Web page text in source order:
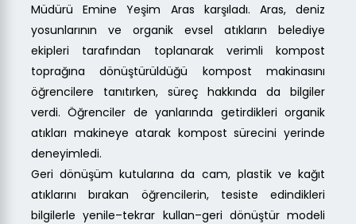
Müdürü Emine Yeşim Aras karşıladı. Aras, deniz
yosunlarının ve organik evsel atıkların belediye
ekipleri tarafından toplanarak verimli kompost
toprağına dönüştürüldüğü kompost makinasını
öğrencilere tanıtırken, süreç hakkında da bilgiler
verdi. Öğrenciler de yanlarında getirdikleri organik
atıkları makineye atarak kompost sürecini yerinde
deneyimledi.
Geri dönüşüm kutularına da cam, plastik ve kağıt
atıklarını bırakan öğrencilerin, tesiste edindikleri
bilgilerle yenile–tekrar kullan–geri dönüştür modeli